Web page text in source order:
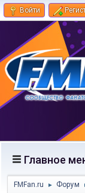
Войти
Главное
FMFan.ru ► Форум